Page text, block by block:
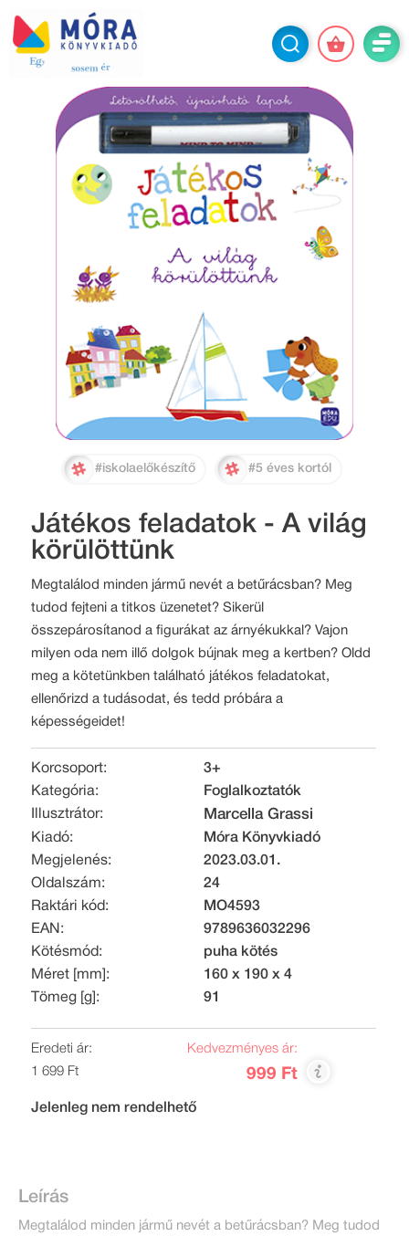
#iskolaelőkészítő #5 éves kortól
Játékos feladatok - A világ
körülöttünk
Megtalálod minden jármű nevét a betűrácsban? Meg
tudod fejteni a titkos üzenetet? Sikerül
összepárosítanod a figurákat az árnyékukkal? Vajon
milyen oda nem illő dolgok bújnak meg a kertben? Oldd
meg a kötetünkben található játékos feladatokat,
ellenőrizd a tudásodat, és tedd próbára a
képességeidet!
Korcsoport:
3+
Kategória:
Foglalkoztatók
Illusztrátor:
Marcella Grassi
Kiadó:
Móra Könyvkiadó
Megjelenés:
2023.03.01.
Oldalszám:
24
Raktári kód:
MO4593
EAN:
9789636032296
Kötésmód:
puha kötés
Méret [mm]:
160 x 190 x 4
Tömeg [g]:
91
Eredeti ár:
1 699 Ft
Kedvezményes ár:
999 Ft
Jelenleg nem rendelhető
Leírás
Megtalálod minden jármű nevét a betűrácsban? Meg tudod